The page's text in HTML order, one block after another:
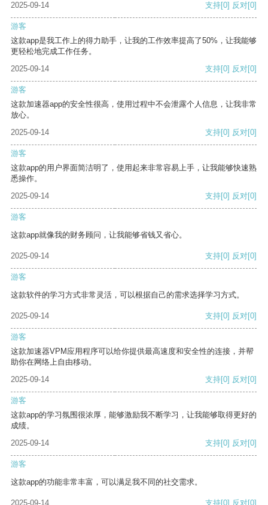
2025-09-14 支持[0] 反对[0]
游客
这款app是我工作上的得力助手，让我的工作效率提高了50%，让我能够
更轻松地完成工作任务。
2025-09-14
支持[0] 反对[0]
游客
这款加速器app的安全性很高，使用过程中不会泄露个人信息，让我非常
放心。
2025-09-14
支持[0] 反对[0]
游客
这款app的用户界面简洁明了，使用起来非常容易上手，让我能够快速熟
悉操作。
2025-09-14
支持[0] 反对[0]
游客
这款app就像我的财务顾问，让我能够省钱又省心。
2025-09-14 支持[0] 反对[0]
游客
这款软件的学习方式非常灵活，可以根据自己的需求选择学习方式。
2025-09-14 支持[0] 反对[0]
游客
这款加速器VPM应用程序可以给你提供最高速度和安全性的连接，并帮
助你在网络上自由移动。
2025-09-14
支持[0] 反对[0]
游客
这款app的学习氛围很浓厚，能够激励我不断学习，让我能够取得更好的
成绩。
2025-09-14
支持[0] 反对[0]
游客
这款app的功能非常丰富，可以满足我不同的社交需求。
2025-09-14 支持[0] 反对[0]